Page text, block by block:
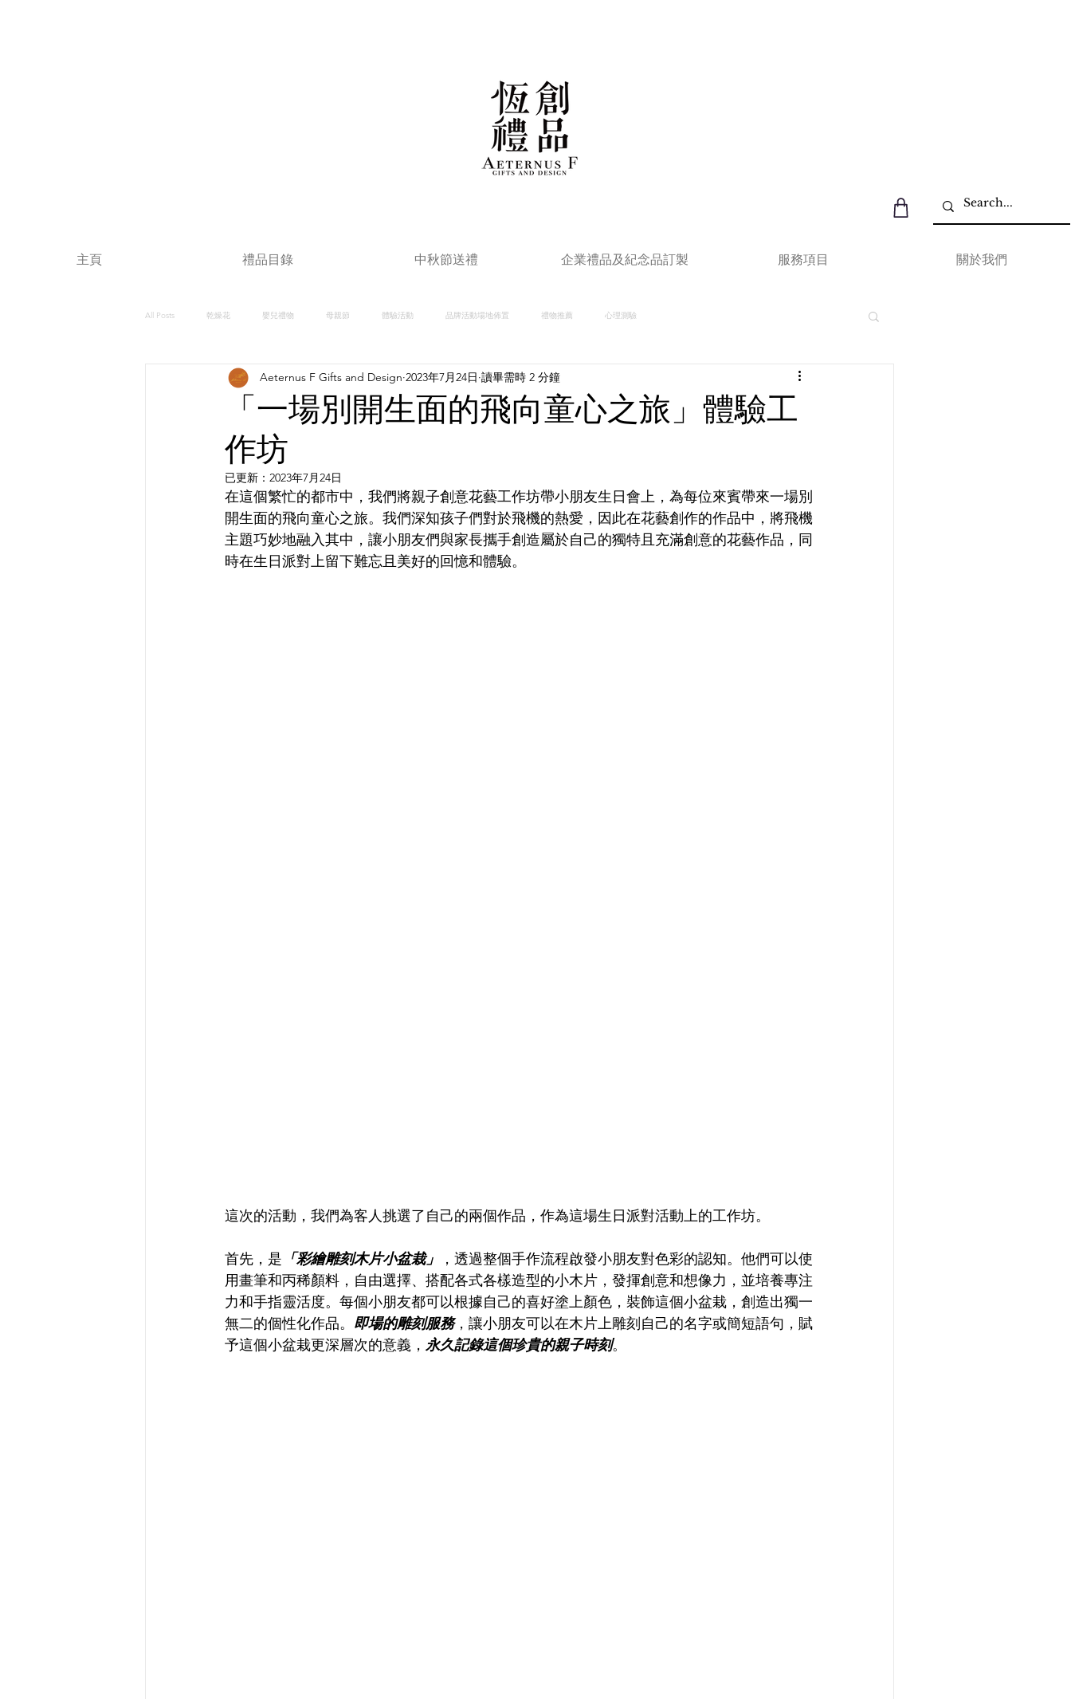
主頁 禮品目錄 中秋節送禮 企業禮品及紀念品訂製 服務項目 關於我們
All Posts 乾燥花 嬰兒禮物 母親節 體驗活動 品牌活動場地佈置 禮物推薦 心理測驗
「一場別開生面的飛向童心之旅」體驗工
作坊
Aeternus F Gifts and Design 2023年7月24日 讀畢需時 2 分鐘
已更新： 2023年7月24日
在這個繁忙的都市中，我們將親子創意花藝工作坊帶小朋友生日會上，為每位來賓帶來一場別
開生面的飛向童心之旅。我們深知孩子們對於飛機的熱愛，因此在花藝創作的作品中，將飛機
主題巧妙地融入其中，讓小朋友們與家長攜手創造屬於自己的獨特且充滿創意的花藝作品，同
時在生日派對上留下難忘且美好的回憶和體驗。
這次的活動，我們為客人挑選了自己的兩個作品，作為這場生日派對活動上的工作坊。
首先，是 「彩繪雕刻木片小盆栽」
，透過整個手作流程啟發小朋友對色彩的認知。他們可以使
用畫筆和丙稀顏料，自由選擇、搭配各式各樣造型的小木片，發揮創意和想像力，並培養專注
力和手指靈活度。每個小朋友都可以根據自己的喜好塗上顏色，裝飾這個小盆栽，創造出獨一
無二的個性化作品。 即場的雕刻服務，讓小朋友可以在木片上雕刻自己的名字或簡短語句，賦
予這個小盆栽更深層次的意義， 永久記錄這個珍貴的親子時刻。